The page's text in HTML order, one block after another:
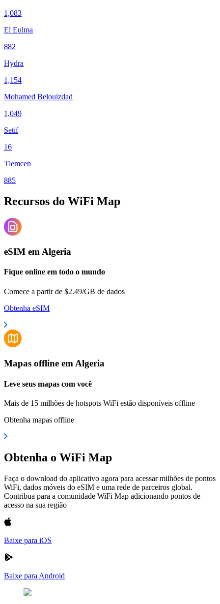
1,083
El Eulma
882
Hydra
1,154
Mohamed Belouizdad
1,049
Setif
16
Tlemcen
885
Recursos do WiFi Map
eSIM em Algeria
Fique online em todo o mundo
Comece a partir de $2.49/GB de dados
Obtenha eSIM
Mapas offline em Algeria
Leve seus mapas com você
Mais de 15 milhões de hotspots WiFi estão disponíveis offline
Obtenha mapas offline
Obtenha o WiFi Map
Faça o download do aplicativo agora para acessar milhões de pontos
WiFi, dados móveis do eSIM e uma rede de parceiros global.
Contribua para a comunidade WiFi Map adicionando pontos de
acesso na sua região
Baixe para iOS
Baixe para Android